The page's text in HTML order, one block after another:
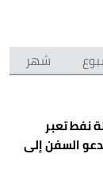
شهر
نفط تعبر
السفن إلى